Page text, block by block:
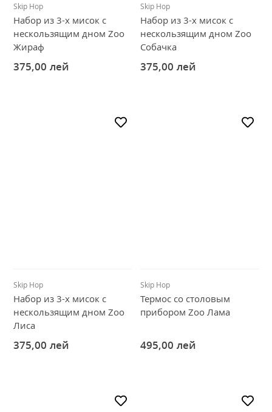
Skip Hop
Набор из 3-х мисок с
нескользящим дном Zoo
Жираф
375,00 лей
Skip Hop
Набор из 3-х мисок с
нескользящим дном Zoo
Собачка
375,00 лей
Skip Hop
Набор из 3-х мисок с
нескользящим дном Zoo
Лиса
375,00 лей
Skip Hop
Термос со столовым
прибором Zoo Лама
495,00 лей